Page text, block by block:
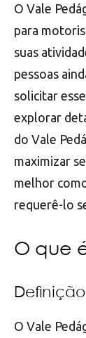
O Vale
para
suas
pessoas
solicitar
explorar
do Vale
maximizar
melhor
requerê-lo
O que
O Vale